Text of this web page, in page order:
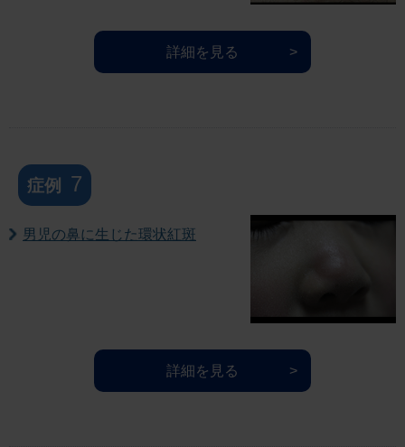
詳細を見る
症例 7
男児の鼻に生じた環状紅斑
詳細を見る